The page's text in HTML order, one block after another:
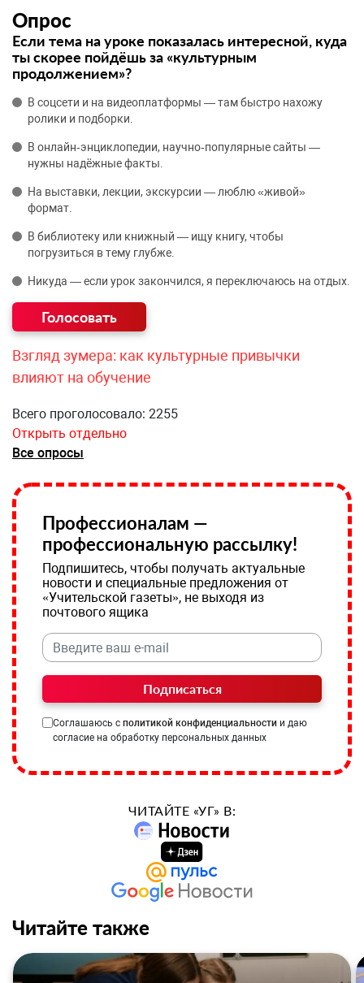
Опрос
Если тема на уроке показалась интересной, куда
ты скорее пойдёшь за «культурным
продолжением»?
В соцсети и на видеоплатформы — там быстро нахожу
ролики и подборки.
В онлайн‑энциклопедии, научно‑популярные сайты —
нужны надёжные факты.
На выставки, лекции, экскурсии — люблю «живой»
формат.
В библиотеку или книжный — ищу книгу, чтобы
погрузиться в тему глубже.
Никуда — если урок закончился, я переключаюсь на отдых.
Взгляд зумера: как культурные привычки
влияют на обучение
Всего проголосовало: 2255
Открыть отдельно
Все опросы
Профессионалам —
профессиональную рассылку!
Подпишитесь, чтобы получать актуальные
новости и специальные предложения от
«Учительской газеты», не выходя из
почтового ящика
Подписаться
Соглашаюсь с политикой конфиденциальности и даю
согласие на обработку персональных данных
ЧИТАЙТЕ «УГ» В:
Читайте также